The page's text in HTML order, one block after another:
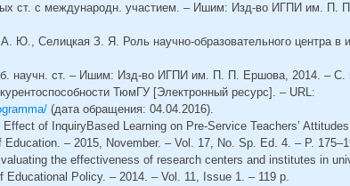
ст. с международн. участием. – Ишим: Изд-во ИГПИ им. П.
Ю., Селицкая З. Я. Роль научно-образовательного центра в
научн. ст. – Ишим: Изд-во ИГПИ им. П. П. Ершова, 2014. – С.
ТюмГУ [Электронный ресурс]. – URL:
(дата обращения: 04.04.2016).
of InquiryBased Learning on Pre-Service Teachers’
– 2015, November. – Vol. 17, No. Sp. Ed. 4. – P.
the effectiveness of research centers and institutes in
Policy. – 2014. – Vol. 11, Issue 1. – 119 р.